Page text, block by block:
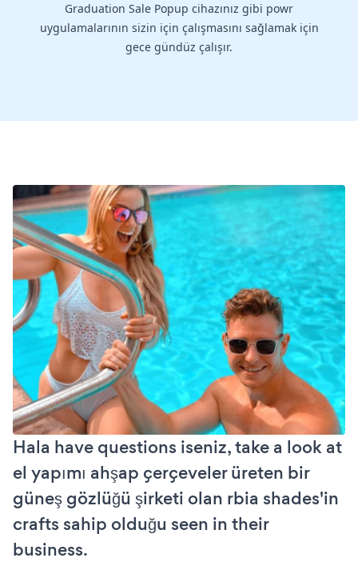
Graduation Sale Popup cihazınız gibi powr
uygulamalarının sizin için çalışmasını sağlamak için
gece gündüz çalışır.
Hala have questions iseniz, take a look at
el yapımı ahşap çerçeveler üreten bir
güneş gözlüğü şirketi olan rbia shades'in
crafts sahip olduğu seen in their
business.